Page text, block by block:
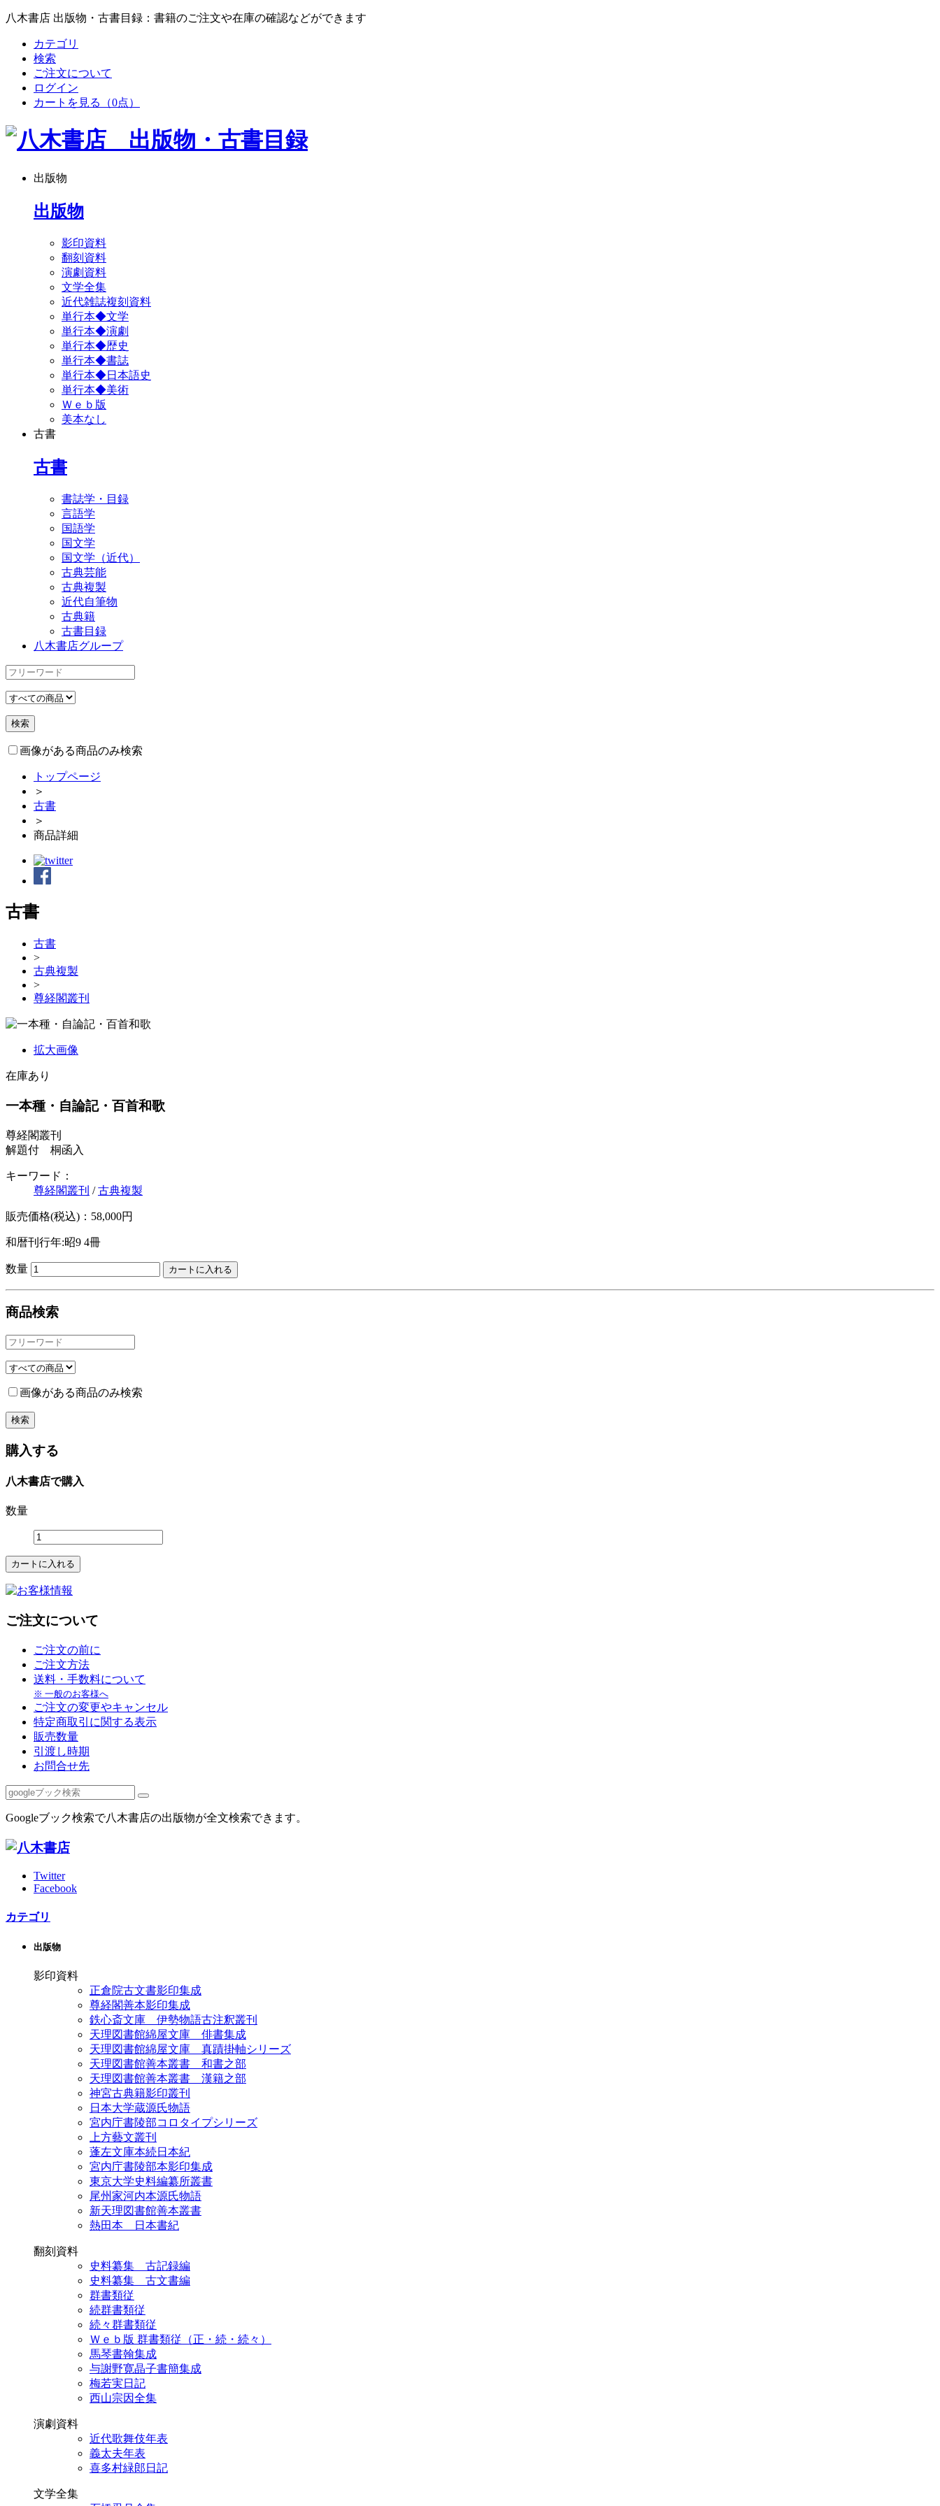
八木書店 出版物・古書目録：書籍のご注文や在庫の確認などができます
カテゴリ
検索
ご注文について
ログイン
カートを見る
（0点）
出版物
出版物
影印資料
翻刻資料
演劇資料
文学全集
近代雑誌複刻資料
単行本◆文学
単行本◆演劇
単行本◆歴史
単行本◆書誌
単行本◆日本語史
単行本◆美術
Ｗｅｂ版
美本なし
古書
古書
書誌学・目録
言語学
国語学
国文学
国文学（近代）
古典芸能
古典複製
近代自筆物
古典籍
古書目録
八木書店グループ
画像がある商品のみ検索
トップページ
＞
古書
＞
商品詳細
古書
古書
>
古典複製
>
尊経閣叢刊
拡大画像
在庫あり
一本種・自論記・百首和歌
尊経閣叢刊
解題付 桐函入
キーワード：
尊経閣叢刊 /古典複製
販売価格(税込)：58,000円
和暦刊行年:昭9 4冊
数量
商品検索
画像がある商品のみ検索
購入する
八木書店で購入
数量
ご注文について
ご注文の前に
ご注文方法
送料・手数料について
※ 一般のお客様へ
ご注文の変更やキャンセル
特定商取引に関する表示
販売数量
引渡し時期
お問合せ先
Googleブック検索で八木書店の出版物が全文検索できます。
Twitter
Facebook
カテゴリ
出版物
影印資料
正倉院古文書影印集成
尊経閣善本影印集成
鉄心斎文庫 伊勢物語古注釈叢刊
天理図書館綿屋文庫 俳書集成
天理図書館綿屋文庫 真蹟掛軸シリーズ
天理図書館善本叢書 和書之部
天理図書館善本叢書 漢籍之部
神宮古典籍影印叢刊
日本大学蔵源氏物語
宮内庁書陵部コロタイプシリーズ
上方藝文叢刊
蓬左文庫本続日本紀
宮内庁書陵部本影印集成
東京大学史料編纂所叢書
尾州家河内本源氏物語
新天理図書館善本叢書
熱田本 日本書紀
翻刻資料
史料纂集 古記録編
史料纂集 古文書編
群書類従
続群書類従
続々群書類従
Ｗｅｂ版 群書類従（正・続・続々）
馬琴書翰集成
与謝野寛晶子書簡集成
梅若実日記
西山宗因全集
演劇資料
近代歌舞伎年表
義太夫年表
喜多村緑郎日記
文学全集